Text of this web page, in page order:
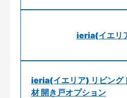
ieria(イエリ
ieria(イエリア) リビング
材 開き戸オプション